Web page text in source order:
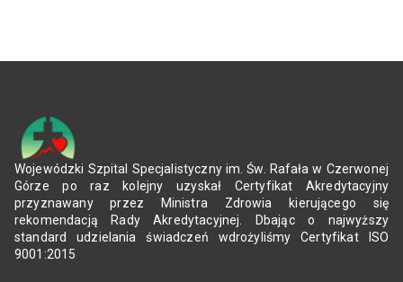
Wojewódzki Szpital Specjalistyczny im. Św. Rafała w Czerwonej
Górze po raz kolejny uzyskał Certyfikat Akredytacyjny
przyznawany przez Ministra Zdrowia kierującego się
rekomendacją Rady Akredytacyjnej. Dbając o najwyższy
standard udzielania świadczeń wdrożyliśmy Certyfikat ISO
9001:2015